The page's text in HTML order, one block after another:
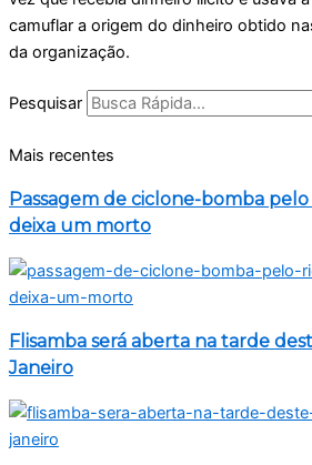
camuflar a origem do dinheiro obtido
da organização.
Pesquisar
Mais recentes
Passagem de ciclone-bomba pelo
deixa um morto
Flisamba será aberta na tarde
Janeiro